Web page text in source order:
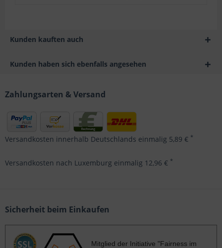
Kunden kauften auch
Kunden haben sich ebenfalls angesehen
Zahlungsarten & Versand
Versandkosten innerhalb Deutschlands einmalig 5,89 € *
Versandkosten nach Luxemburg einmalig 12,96 € *
Sicherheit beim Einkaufen
Mitglied der Initiative "Fairness im